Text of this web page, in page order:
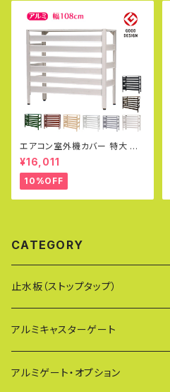
ル 損傷防止 負担軽減 ゴムマッ
ト アルマックス アルミゲート 伸
縮門扉 カーゲート アルミフェン
ス ALMAX
エアコン室外機カバー 特大 ジ
ャンボサイズ 1080×390×945
mm グッドデザイン賞受賞 アル
ミ製 木目調 エアコンカバー ベ
ランダ 雨 雪 日よけ KB-108
¥16,011
10%OFF
CATEGORY
止水板（ストップタップ）
アルミキャスターゲート
EXG（傾斜地対応アルミゲート）
アルミゲート・オプション